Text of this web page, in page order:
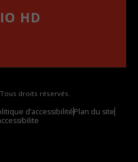
HD
droits réservés.
d’accessibilitéPlan du site